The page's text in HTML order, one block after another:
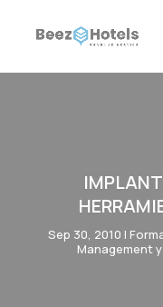
Sep 30, 2010 |
Management